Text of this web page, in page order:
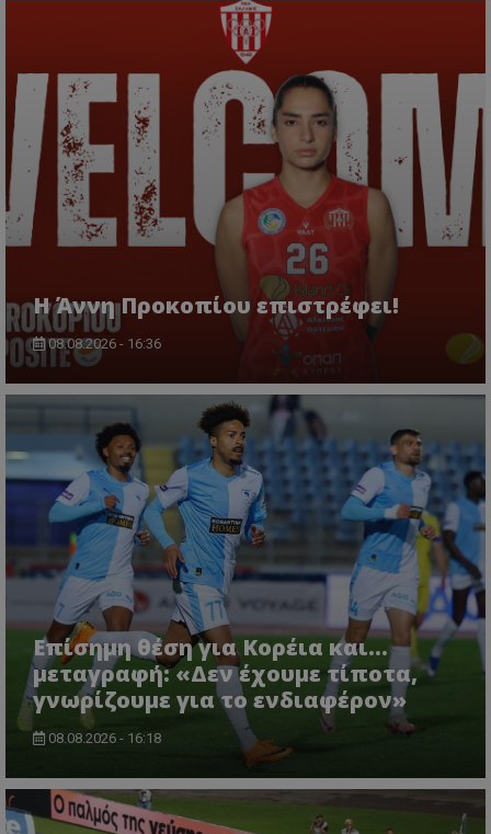
Η Άννη Προκοπίου επιστρέφει!
08.08.2026 - 16:36
Επίσημη θέση για Κορέια και...
μεταγραφή: «Δεν έχουμε τίποτα,
γνωρίζουμε για το ενδιαφέρον»
08.08.2026 - 16:18